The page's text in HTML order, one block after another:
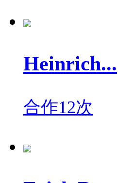
Heinrich...
合作12次